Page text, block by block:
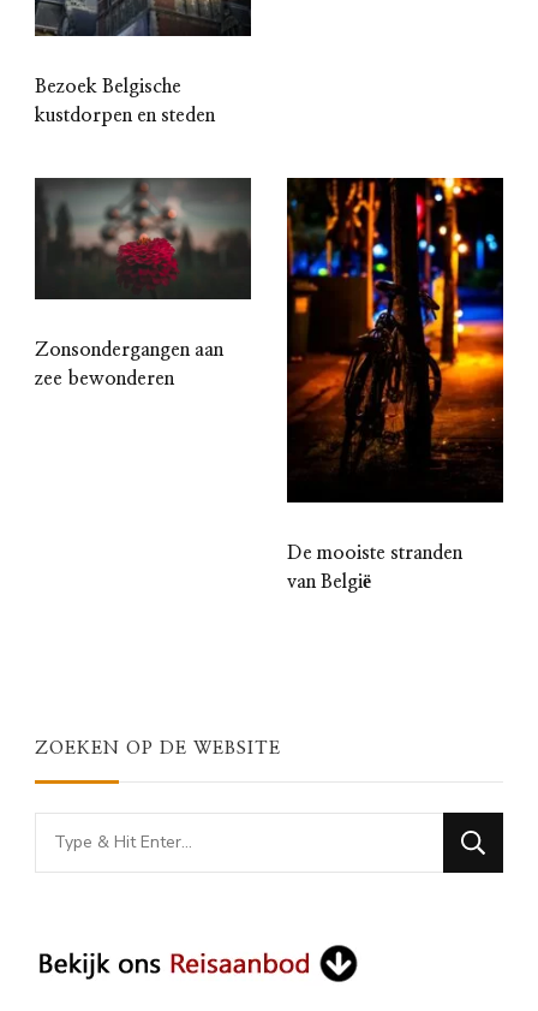
Bezoek Belgische
kustdorpen en steden
Zonsondergangen aan
zee bewonderen
De mooiste stranden
van België
ZOEKEN OP DE WEBSITE
Looking
for